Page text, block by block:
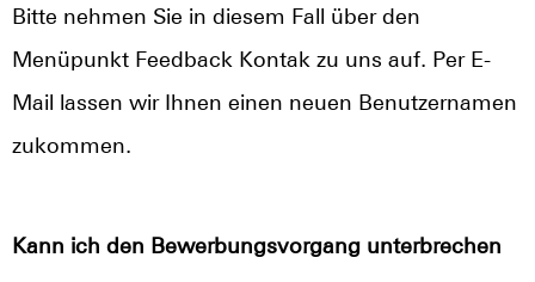
Bitte nehmen Sie in diesem Fall über den
Menüpunkt Feedback Kontak zu uns auf. Per E-
Mail lassen wir Ihnen einen neuen Benutzernamen
zukommen.
Kann ich den Bewerbungsvorgang unterbrechen